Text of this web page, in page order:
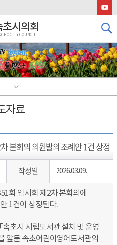
초시의회
CITY COUNCIL
자료
본회의 의원발의 조례안 1건 상정
작성일 2026.03.09.
회 임시회 제2차 본회의에
1건이 상정된다.
초시 시립도서관 설치 및 운영
앞둔 속초어린이영어도서관의